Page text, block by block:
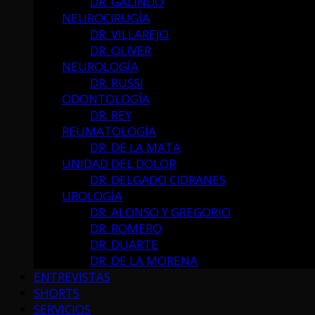
NEUROCIRUGÍA
DR. VILLAREJO
DR. OLIVER
NEUROLOGÍA
DR. RUSSI
ODONTOLOGÍA
DR. REY
REUMATOLOGÍA
DR. DE LA MATA
UNIDAD DEL DOLOR
DR. DELGADO CIDRANES
UROLOGÍA
DR. ALONSO Y GREGORIO
DR. ROMERO
DR. DUARTE
DR. DE LA MORENA
ENTREVISTAS
SHORTS
SERVICIOS